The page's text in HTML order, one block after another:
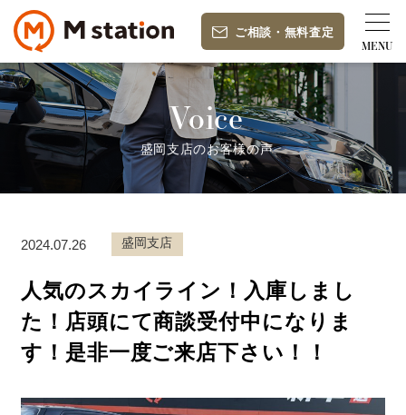
ご相談 ・ 無料査定
Voice
盛岡支店のお客様の声
2024.07.26 盛岡支店
人気のスカイライン！入庫しまし
た！店頭にて商談受付中になりま
す！是非一度ご来店下さい！！